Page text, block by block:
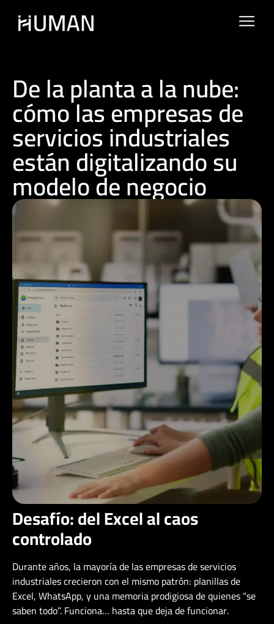
De la planta a la nube:
cómo las empresas de
servicios industriales
están digitalizando su
modelo de negocio
Desafío: del Excel al caos
controlado
Durante años, la mayoría de las empresas de servicios
industriales crecieron con el mismo patrón: planillas de
Excel, WhatsApp, y una memoria prodigiosa de quienes “se
saben todo”. Funciona… hasta que deja de funcionar.